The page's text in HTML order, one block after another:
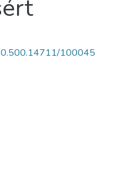
100045